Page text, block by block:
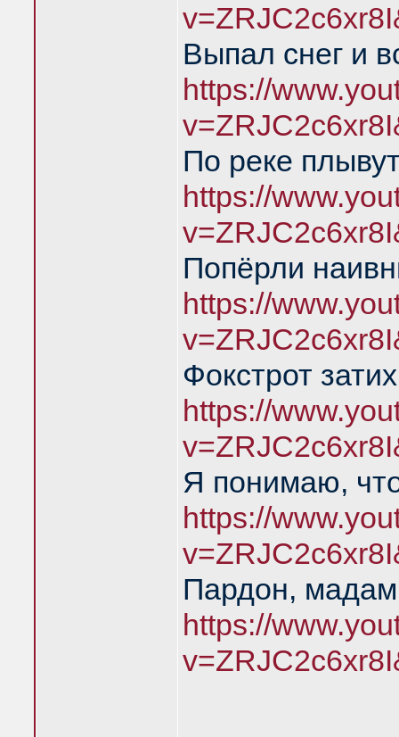
Выпал снег и
https://
По реке
https://
Попёрли
https://
Фокстрот
https://
Я понимаю,
https://
Пардон,
https://